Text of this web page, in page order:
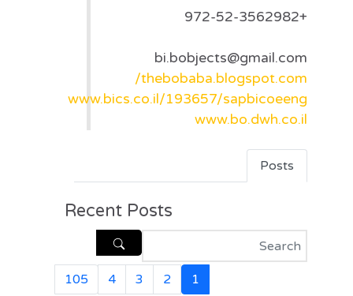
+972-52-3562982
bi.bobjects@gmail.com
thebobaba.blogspot.com/
www.bics.co.il/193657/sapbicoeeng
www.bo.dwh.co.il
Posts
Recent Posts
1
2
3
4
105